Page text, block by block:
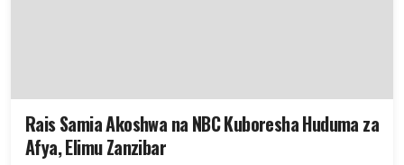
Rais Samia Akoshwa na NBC Kuboresha Huduma za
Afya, Elimu Zanzibar